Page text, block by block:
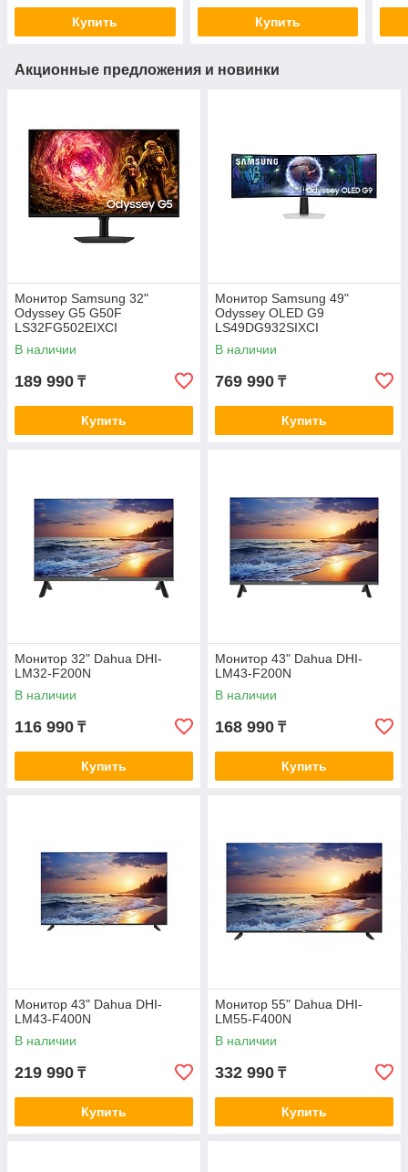
Купить Купить
Акционные предложения и новинки
Монитор Samsung 32"
Odyssey G5 G50F
LS32FG502EIXCI
В наличии
189 990 ₸
Купить
Монитор Samsung 49"
Odyssey OLED G9
LS49DG932SIXCI
В наличии
769 990 ₸
Купить
Монитор 32" Dahua DHI-
LM32-F200N
В наличии
116 990 ₸
Купить
Монитор 43" Dahua DHI-
LM43-F200N
В наличии
168 990 ₸
Купить
Монитор 43" Dahua DHI-
LM43-F400N
В наличии
219 990 ₸
Купить
Монитор 55" Dahua DHI-
LM55-F400N
В наличии
332 990 ₸
Купить